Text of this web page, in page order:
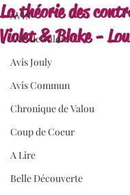
AVIS
Avis de Valou
Avis Jouly
Avis Commun
Chronique de Valou
Coup de Coeur
A Lire
Belle Découverte
La théorie des
Violet & Blake -